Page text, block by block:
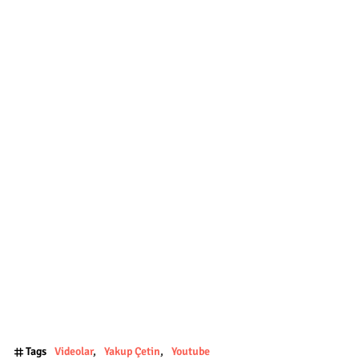
Tags Videolar Yakup Çetin Youtube